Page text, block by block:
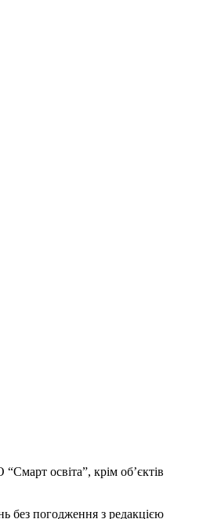
освіта”, крім об’єктів
без погодження з редакцією